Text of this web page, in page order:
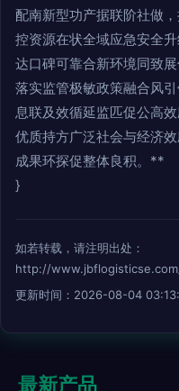
配南新型功产据联阶社做
控资源在状全域应急安全
达口碑可靠合新环境同致
落实监管极敏政策融合风
息联及效循延监匹促公高
优质持方广泛社会与经济
成果环探促整体良积。**
}
如若转载，请注明出处：
http://
更新时间：2026-08-04
最新产品